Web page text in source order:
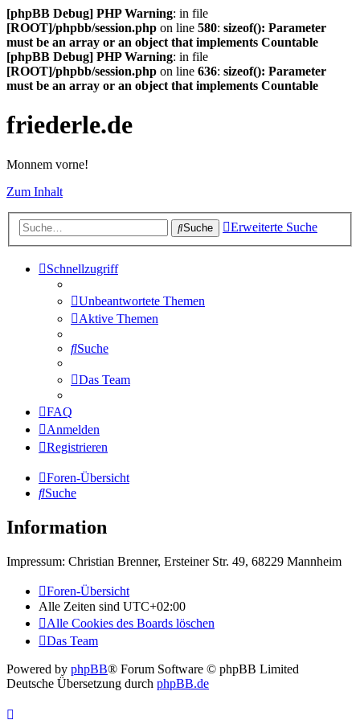
[phpBB Debug] PHP Warning: in file
[ROOT]/phpbb/session.php on line 580: sizeof(): Parameter
must be an array or an object that implements Countable
[phpBB Debug] PHP Warning: in file
[ROOT]/phpbb/session.php on line 636: sizeof(): Parameter
must be an array or an object that implements Countable
friederle.de
Monnem vorne!
Zum Inhalt
Suche Erweiterte Suche
Schnellzugriff
Unbeantwortete Themen
Aktive Themen
Suche
Das Team
FAQ
Anmelden
Registrieren
Foren-Übersicht
Suche
Information
Impressum: Christian Brenner, Ersteiner Str. 49, 68229 Mannheim
Foren-Übersicht
Alle Zeiten sind UTC+02:00
Alle Cookies des Boards löschen
Das Team
Powered by phpBB® Forum Software © phpBB Limited
Deutsche Übersetzung durch phpBB.de